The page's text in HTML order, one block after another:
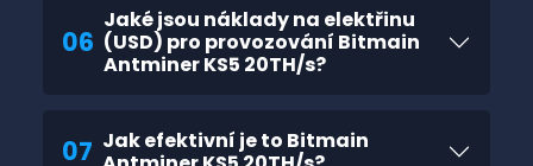
06
Jaké jsou náklady na elektřinu
(USD) pro provozování Bitmain
Antminer KS5 20TH/s?
07 Jak efektivní je to Bitmain